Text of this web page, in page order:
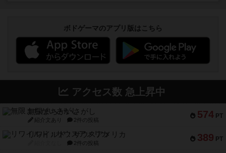
ボドゲーマのアプリ版はこちら
アクセス数 急上昇中
574 PT
無限まちがいさがし
紹介文あり 2件の投稿
389 PT
リワイルド：サウスアメリカ
2件の投稿